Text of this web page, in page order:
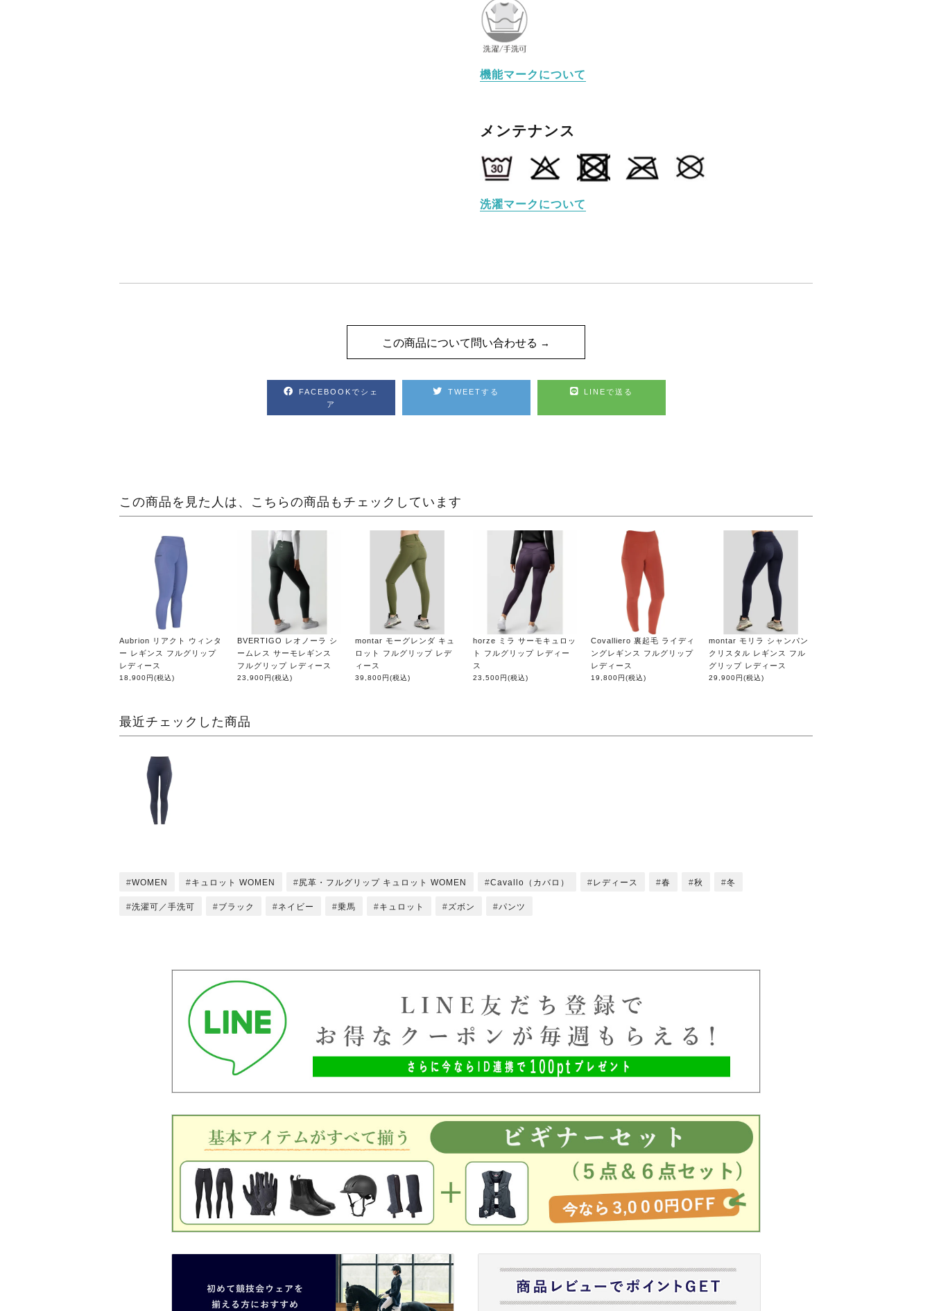
機能マークについて
メンテナンス
洗濯マークについて
この商品について問い合わせる
FACEBOOKでシェ
ア
TWEETする LINEで送る
この商品を見た人は、こちらの商品もチェックしています
Aubrion リアクト ウィンタ
ー レギンス フルグリップ
レディース
18,900円(税込)
BVERTIGO レオノーラ シ
ームレス サーモレギンス
フルグリップ レディース
23,900円(税込)
montar モーグレンダ キュ
ロット フルグリップ レデ
ィース
39,800円(税込)
horze ミラ サーモキュロッ
ト フルグリップ レディー
ス
23,500円(税込)
Covalliero 裏起毛 ライディ
ングレギンス フルグリップ
レディース
19,800円(税込)
montar モリラ シャンパン
クリスタル レギンス フル
グリップ レディース
29,900円(税込)
最近チェックした商品
WOMEN キュロット WOMEN 尻革・フルグリップ キュロット WOMEN Cavallo（カバロ） レディース 春 秋 冬
洗濯可／手洗可 ブラック ネイビー 乗馬 キュロット ズボン パンツ